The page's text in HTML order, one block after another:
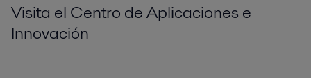
Visita el Centro de Aplicaciones e
Innovación